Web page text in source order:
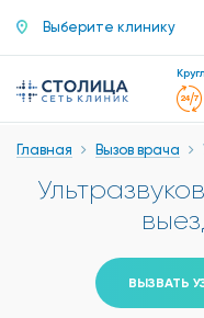
Выберите клинику
Главная Вызов врача
ВЫЗВАТЬ